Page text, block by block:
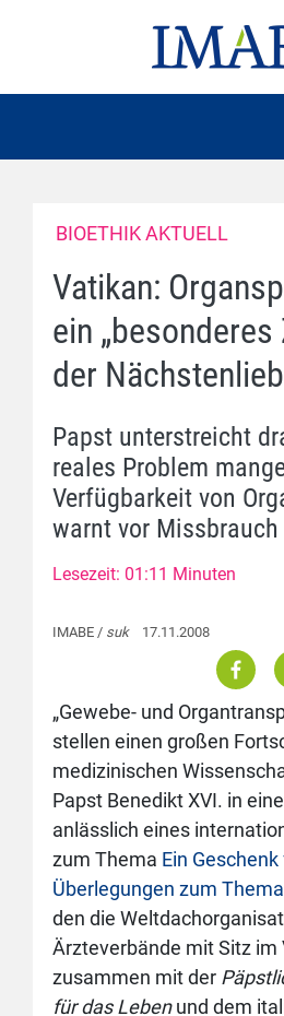
BIOETHIK AKTUELL
Vatikan:
ein „besonderes
der
Papst unterstreicht
reales Problem
Verfügbarkeit von
warnt vor Missbrauch
Lesezeit: 01:11 Minuten
IMABE / suk17.11.2008
„Gewebe- und
stellen einen großen
medizinischen
Papst Benedikt XVI. in
anlässlich eines
zum Thema Ein
Überlegungen zum
den die
Ärzteverbände mit Sitz im
zusammen mit der
für das Lebenund dem